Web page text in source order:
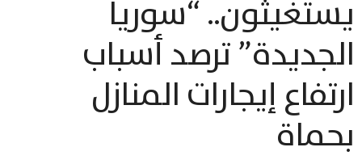
يستغيثون.. “سوريا
الجديدة” ترصد أسباب
ارتفاع إيجارات المنازل
بحماة